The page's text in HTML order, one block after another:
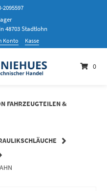
2095597
48703 Stadtlohn
Konto Kasse
0
FAHRZEUGTEILEN &